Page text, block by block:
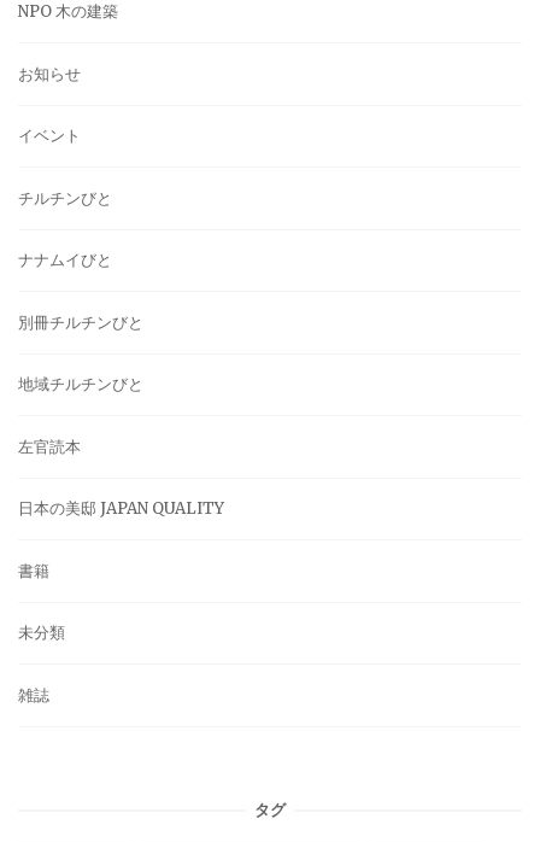
NPO 木の建築
お知らせ
イベント
チルチンびと
ナナムイびと
別冊チルチンびと
地域チルチンびと
左官読本
日本の美邸 JAPAN QUALITY
書籍
未分類
雑誌
タグ